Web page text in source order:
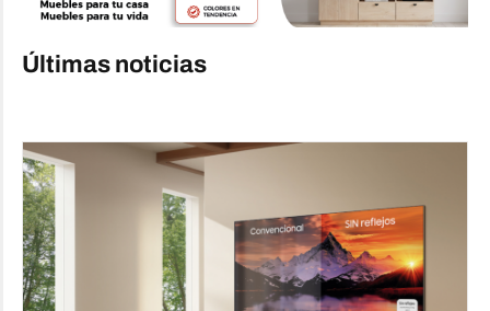
Últimas noticias